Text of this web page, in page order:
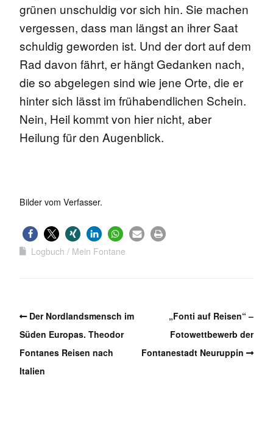
grünen unschuldig vor sich hin. Sie machen
vergessen, dass man längst an ihrer Saat
schuldig geworden ist. Und der dort auf dem
Rad davon fährt, er hängt Gedanken nach,
die so abgelegen sind wie jene Orte, die er
hinter sich lässt im frühabendlichen Schein.
Nein, Heil kommt von hier nicht, aber
Heilung für den Augenblick.
Bilder vom Verfasser.
Logbuch Mein Fontane
Der Nordlandsmensch im
Süden Europas. Theodor
Fontanes Reisen nach
Italien
„Fonti auf Reisen“ –
Fotowettbewerb der
Fontanestadt Neuruppin